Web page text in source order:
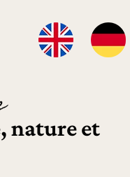
nature et